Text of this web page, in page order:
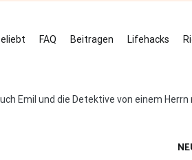
FAQ Beitragen Lifehacks
Emil und die Detektive von einem